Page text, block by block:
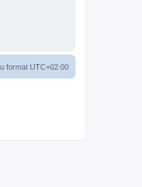
format UTC+02:00